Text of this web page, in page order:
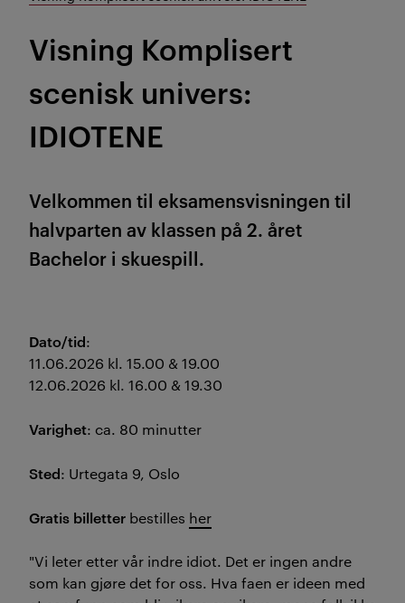
Visning Komplisert
scenisk univers:
IDIOTENE
Velkommen til eksamensvisningen til
halvparten av klassen på 2. året
Bachelor i skuespill.
Dato/tid:
11.06.2026 kl. 15.00 & 19.00
12.06.2026 kl. 16.00 & 19.30
Varighet: ca. 80 minutter
Sted: Urtegata 9, Oslo
Gratis billetter bestilles her
"Vi leter etter vår indre idiot. Det er ingen andre
som kan gjøre det for oss. Hva faen er ideen med